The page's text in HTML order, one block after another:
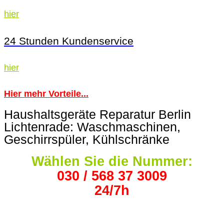
hier
24 Stunden Kundenservice
hier
Hier mehr Vorteile...
Haushaltsgeräte Reparatur Berlin
Lichtenrade: Waschmaschinen,
Geschirrspüler, Kühlschränke
Wählen Sie die Nummer:
030 / 568 37 3009
24/7h